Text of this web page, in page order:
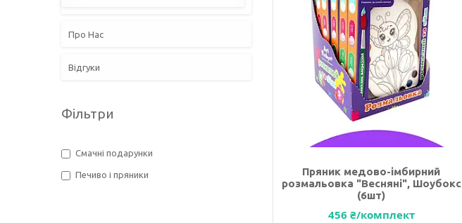
Пряник медово-імбирний
розмальовка "Весняні", Шоубокс
(6шт)
456 ₴/комплект
Про Нас
Відгуки
Фільтри
Смачні подарунки
Печиво і пряники